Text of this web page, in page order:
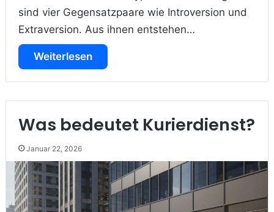
sind vier Gegensatzpaare wie Introversion und
Extraversion. Aus ihnen entstehen…
Weiterlesen
Was bedeutet Kurierdienst?
Januar 22, 2026